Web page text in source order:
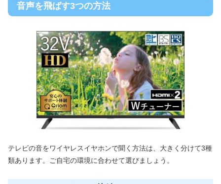
音声を飛ばす3つの方法
テレビの音をワイヤレスイヤホンで聞く方法は、大きく分けて3種
類あります。ご自宅の環境に合わせて選びましょう。